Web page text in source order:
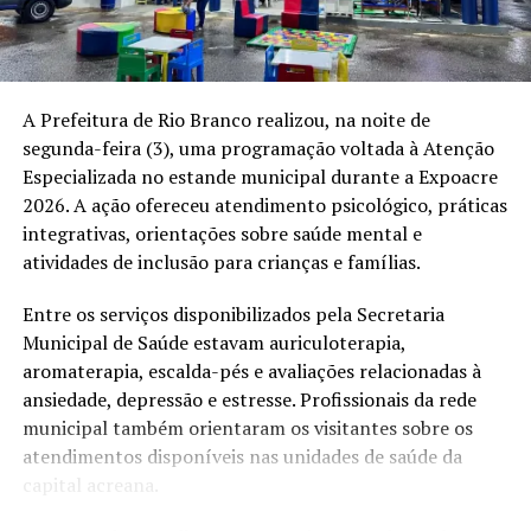
O presidente do Sindicato do Setor Cerâmico do Acre,
Henrique Simão, afirmou que a retomada das obras pode
ajudar empresas que enfrentam dificuldades
programa vai aumentar as vendas e gerar empregos.
Grande parte dos recursos investidos permanece no
Estado, fortalecendo a indústria, a construção civil e a
renda dos trabalhadores”, disse.
O vereador Samir Bestene afirmou que a articulação
diferentes atividades econômicas. A reunião terminou
com encaminhamentos para a ampliação do uso de
tijolos maciços em ruas e travessas da capital.
A Prefeitura ainda não divulgou o cronograma das
obras, a relação das vias que serão atendidas nem o valor
previsto para a execução dos 50 quilômetros de
A Prefeitura de Rio Branco realizou, na noite de
segunda-feira (3), uma programação voltada à Atenção
Especializada no estande municipal durante a Expoacre
2026. A ação ofereceu atendimento psicológico, práticas
integrativas, orientações sobre saúde mental e
atividades de inclusão para crianças e famílias.
Entre os serviços disponibilizados pela Secretaria
Municipal de Saúde estavam auriculoterapia,
aromaterapia, escalda-pés e avaliações relacionadas à
ansiedade, depressão e estresse. Profissionais da rede
municipal também orientaram os visitantes sobre os
atendimentos disponíveis nas unidades de saúde da
capital acreana.